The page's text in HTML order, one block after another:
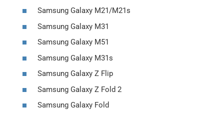
Samsung Galaxy M21/M21s
Samsung Galaxy M31
Samsung Galaxy M51
Samsung Galaxy M31s
Samsung Galaxy Z Flip
Samsung Galaxy Z Fold 2
Samsung Galaxy Fold